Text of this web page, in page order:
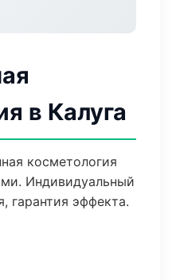
в Калуга
косметология
Индивидуальный
гарантия эффекта.